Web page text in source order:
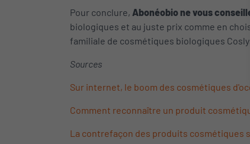
Pour conclure, Abonéobio ne vous
biologiques et au juste prix comme en
familiale de cosmétiques biologiques
Sources
Sur internet, le boom des cosmétiques
Comment reconnaître un produit
La contrefaçon des produits cosmétiques